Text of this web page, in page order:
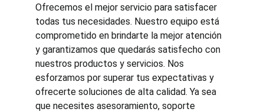
Ofrecemos el mejor servicio para satisfacer
todas tus necesidades. Nuestro equipo está
comprometido en brindarte la mejor atención
y garantizamos que quedarás satisfecho con
nuestros productos y servicios. Nos
esforzamos por superar tus expectativas y
ofrecerte soluciones de alta calidad. Ya sea
que necesites asesoramiento, soporte